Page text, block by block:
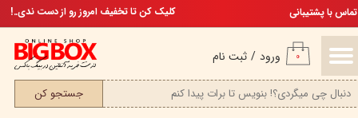
ورود / ثبت نام
حساب کاربری من
تغییر گذر واژه
سفارشات
۰
جستجو کن
تخفیف ویژه، برای مامان خوشگلمکلیک کن تا تخفیف امروز رو از دست ندی..! تماس با پشتیبانی